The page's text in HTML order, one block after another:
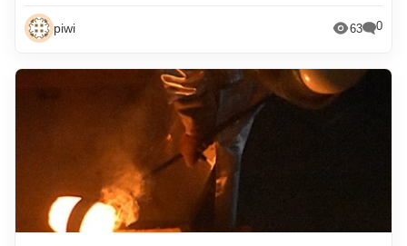
piwi 63 0